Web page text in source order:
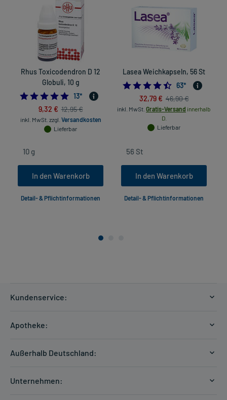
Rhus Toxicodendron D 12
Globuli, 10 g
5.0
13*
9,32 € 12,95 €
inkl. MwSt. zzgl. Versandkosten
Lieferbar
In den Warenkorb
Detail- & Pflichtinformationen
Lasea Weichkapseln, 56 St
63*
32,79 € 46,90 €
inkl. MwSt. Gratis-Versand innerhalb
D.
Lieferbar
In den Warenkorb
Detail- & Pflichtinformationen
Kundenservice:
Hilfe
Apotheke:
Außerhalb Deutschland:
Unternehmen: